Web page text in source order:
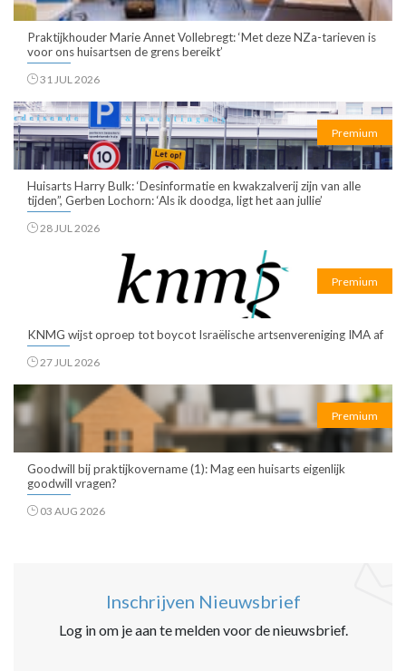
Praktijkhouder Marie Annet Vollebregt: ‘Met deze NZa-tarieven is
voor ons huisartsen de grens bereikt’
31 JUL 2026
Premium
Huisarts Harry Bulk: ‘Desinformatie en kwakzalverij zijn van alle
tijden”, Gerben Lochorn: ‘Als ik doodga, ligt het aan jullie’
28 JUL 2026
Premium
KNMG wijst oproep tot boycot Israëlische artsenvereniging IMA af
27 JUL 2026
Premium
Goodwill bij praktijkovername (1): Mag een huisarts eigenlijk
goodwill vragen?
03 AUG 2026
Inschrijven Nieuwsbrief
Log in om je aan te melden voor de nieuwsbrief.